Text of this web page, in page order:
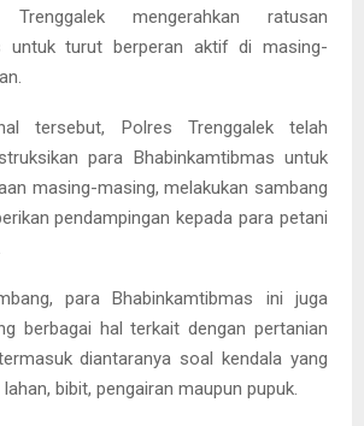
mengerahkan ratusan
untuk turut berperan aktif di masing-
tersebut, Polres Trenggalek telah
para Bhabinkamtibmas untuk
masing-masing, melakukan sambang
pendampingan kepada para petani
para Bhabinkamtibmas ini juga
berbagai hal terkait dengan pertanian
diantaranya soal kendala yang
bibit, pengairan maupun pupuk.